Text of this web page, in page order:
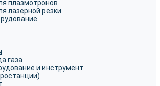
плазмотронов
лазерной резки
газа
и инструмент